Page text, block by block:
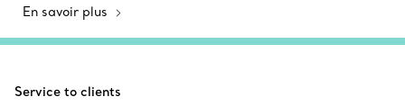
En savoir plus
Service to clients